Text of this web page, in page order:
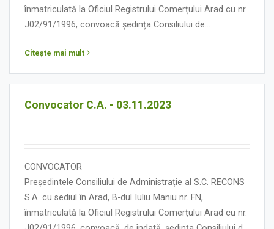
înmatriculată la Oficiul Registrului Comerțului Arad cu nr.
J02/91/1996, convoacă ședința Consiliului de
cu următoarea:
Citește mai mult
Convocator C.A. - 03.11.2023
CONVOCATOR
Președintele Consiliului de Administrație al S.C. RECONS
S.A. cu sediul în Arad, B-dul Iuliu Maniu nr. FN,
înmatriculată la Oficiul Registrului Comerţului Arad cu nr.